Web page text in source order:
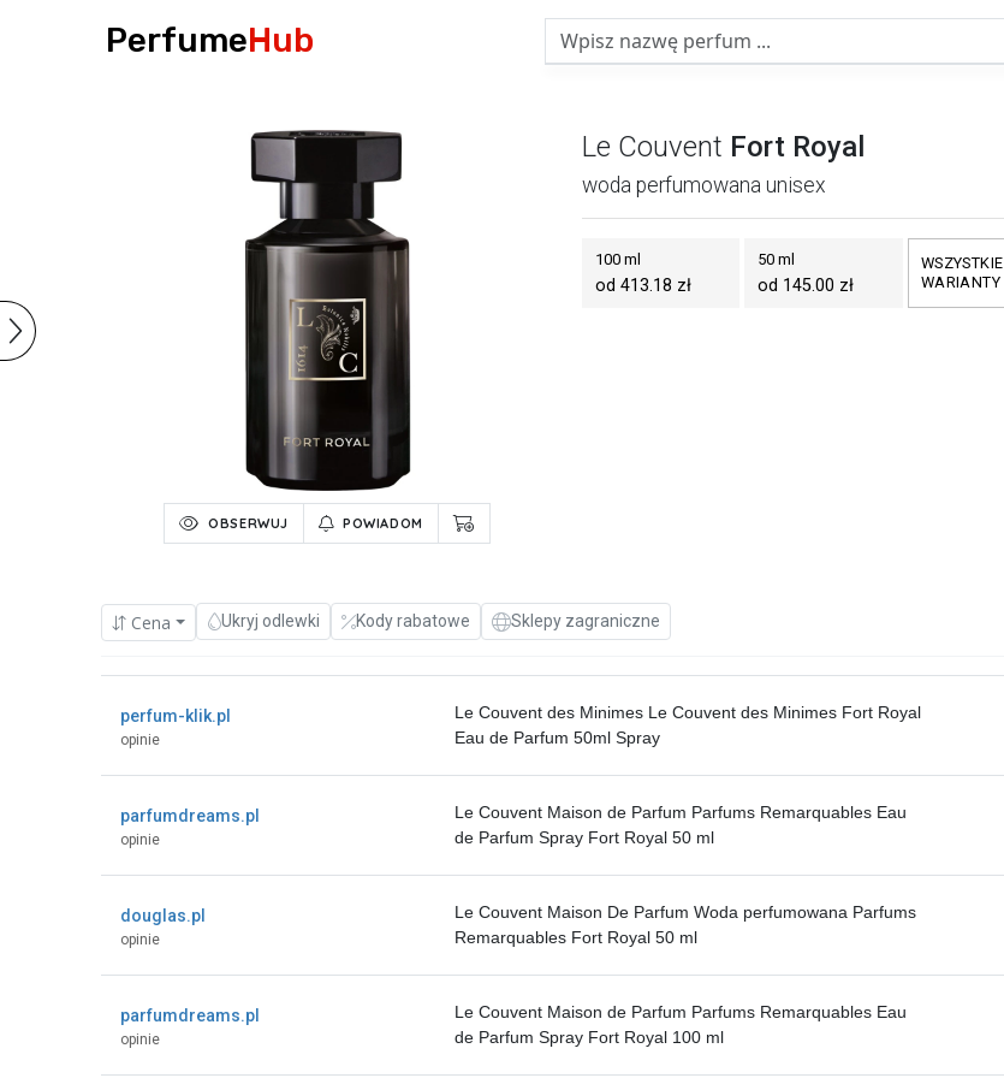
PerfumeHub
OBSERWUJ POWIADOM
Le Couvent Fort Royal
woda perfumowana unisex
100 ml
od 413.18 zł
50 ml
od 145.00 zł
WSZYSTKIE
WARIANTY
Cena Ukryj odlewki Kody rabatowe Sklepy zagraniczne
perfum-klik.pl
opinie
Le Couvent des Minimes Le Couvent des Minimes Fort Royal
Eau de Parfum 50ml Spray
parfumdreams.pl
opinie
Le Couvent Maison de Parfum Parfums Remarquables Eau
de Parfum Spray Fort Royal 50 ml
douglas.pl
opinie
Le Couvent Maison De Parfum Woda perfumowana Parfums
Remarquables Fort Royal 50 ml
parfumdreams.pl
opinie
Le Couvent Maison de Parfum Parfums Remarquables Eau
de Parfum Spray Fort Royal 100 ml